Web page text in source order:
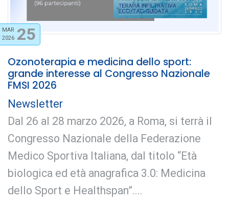
MAR
2026 25
Ozonoterapia e medicina dello sport:
grande interesse al Congresso Nazionale
FMSI 2026
Newsletter
Dal 26 al 28 marzo 2026, a Roma, si terrà il
Congresso Nazionale della Federazione
Medico Sportiva Italiana, dal titolo “Età
biologica ed età anagrafica 3.0: Medicina
dello Sport e Healthspan”....